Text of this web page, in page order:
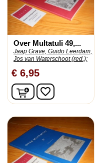
Over Multatuli 49,...
Jaap Grave, Guido Leerdam,
Jos van Waterschoot (red.);
€ 6,95
In winkelwagen
favorite_border